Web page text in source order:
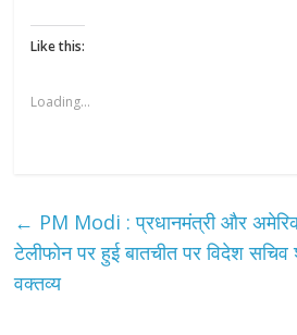
Like this:
Loading...
← PM Modi : प्रधानमंत्री और
टेलीफोन पर हुई बातचीत पर विदेश सचिव
वक्तव्य